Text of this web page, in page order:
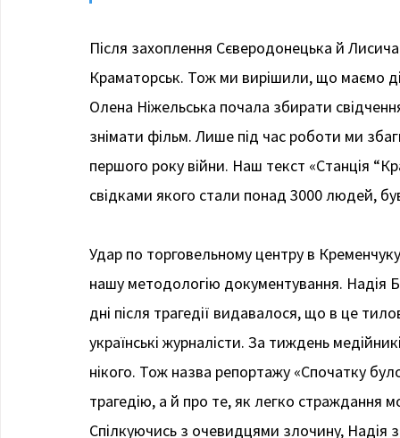
Після захоплення Сєверодонецька й
Краматорськ. Тож ми вирішили, що маємо
Олена Ніжельська почала збирати
знімати фільм. Лише під час роботи ми
першого року війни. Наш текст «Станція
свідками якого стали понад 3000 людей,
Удар по торговельному центру в
нашу методологію документування.
дні після трагедії видавалося, що в це
українські журналісти. За тиждень
нікого. Тож назва репортажу «Спочатку
трагедію, а й про те, як легко страждання
Спілкуючись з очевидцями злочину, Надія